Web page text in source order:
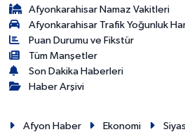
Afyonkarahisar Namaz Vakitleri
Afyonkarahisar Trafik Yoğunluk
Puan Durumu ve Fikstür
Tüm Manşetler
Son Dakika Haberleri
Haber Arşivi
Afyon Haber Ekonomi